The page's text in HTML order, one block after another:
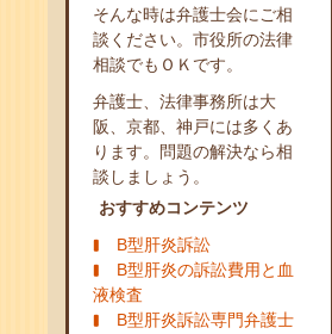
そんな時は弁護士会にご相
談ください。市役所の法律
相談でもＯＫです。
弁護士、法律事務所は大
阪、京都、神戸には多くあ
ります。問題の解決なら相
談しましょう。
おすすめコンテンツ
B型肝炎訴訟
B型肝炎の訴訟費用と血
液検査
B型肝炎訴訟専門弁護士